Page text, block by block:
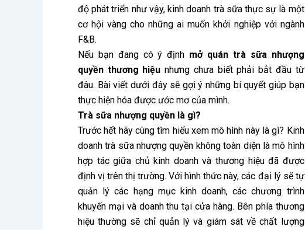
độ phát triển như vậy, kinh doanh trà sữa thực sự là một
cơ hội vàng cho những ai muốn khởi nghiệp với ngành
F&B.
Nếu bạn đang có ý định mở quán trà sữa nhượng
quyền thương hiệunhưng chưa biết phải bắt đầu từ
đâu. Bài viết dưới đây sẽ gợi ý những bí quyết giúp bạn
thực hiện hóa được ước mơ của mình.
Trà sữa nhượng quyền là gì?
Trước hết hãy cùng tìm hiểu xem mô hình này là gì? Kinh
doanh trà sữa nhượng quyền không toàn diện là mô hình
hợp tác giữa chủ kinh doanh và thương hiệu đã được
định vị trên thị trường. Với hình thức này, các đại lý sẽ tự
quản lý các hạng mục kinh doanh, các chương trình
khuyến mại và doanh thu tại cửa hàng. Bên phía thương
hiệu thường sẽ chỉ quản lý và giám sát về chất lượng